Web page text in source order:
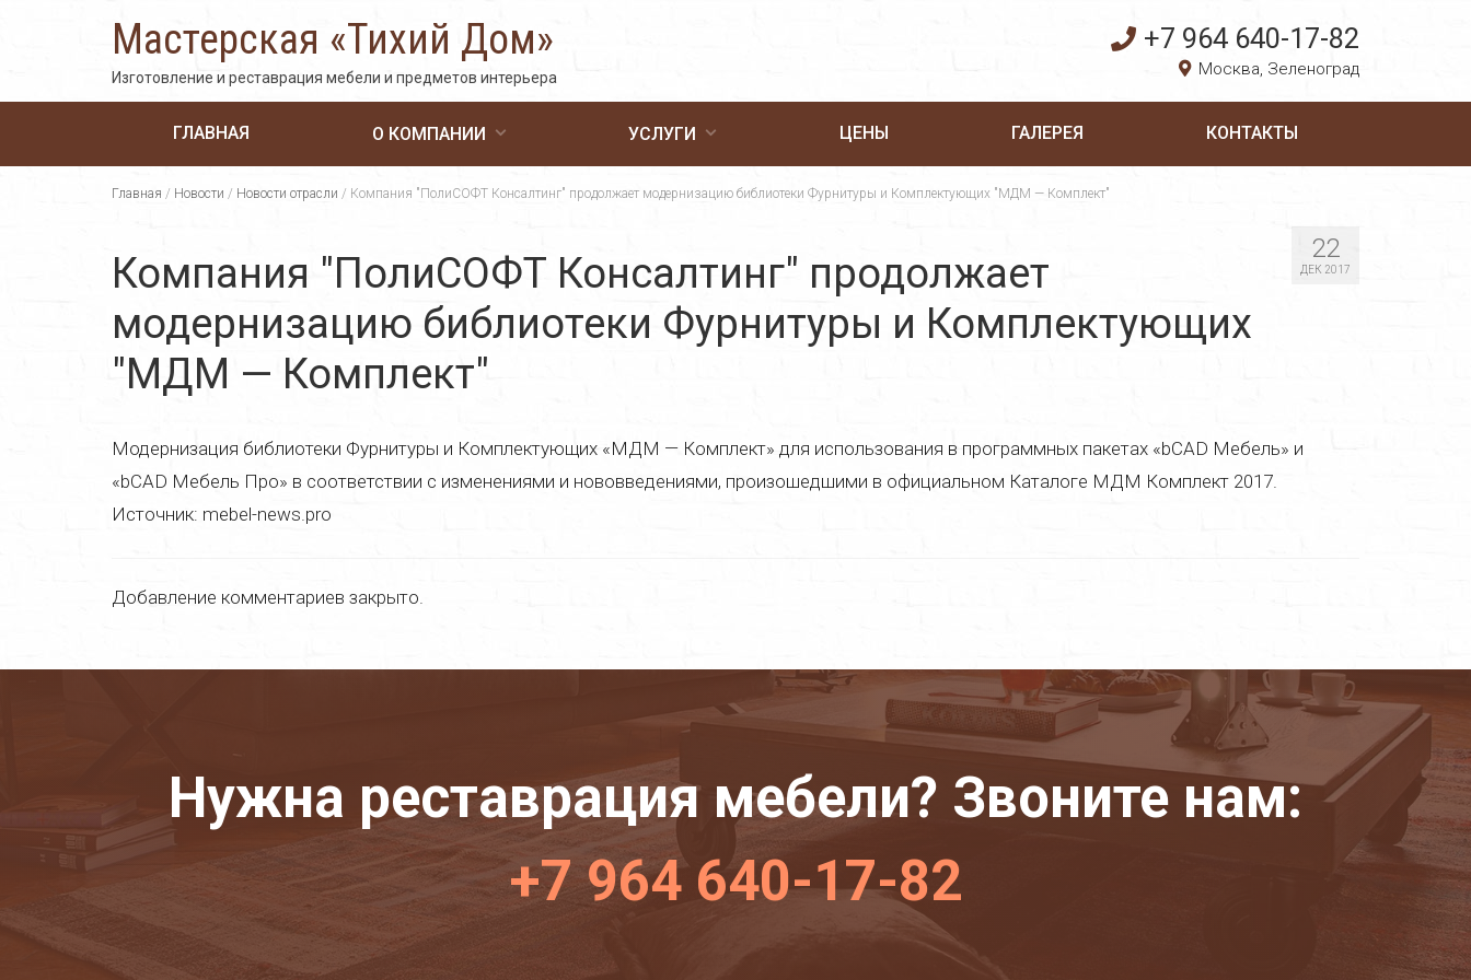
Мастерская «Тихий Дом»
Изготовление и реставрация мебели и предметов интерьера
+7 964 640-17-82
Москва, Зеленоград
ГЛАВНАЯ О КОМПАНИИ УСЛУГИ ЦЕНЫ ГАЛЕРЕЯ КОНТАКТЫ
Главная / Новости / Новости отрасли / Компания "ПолиСОФТ Консалтинг" продолжает модернизацию библиотеки Фурнитуры и Комплектующих "МДМ — Комплект"
22
ДЕК 2017
Компания "ПолиСОФТ Консалтинг" продолжает
модернизацию библиотеки Фурнитуры и Комплектующих
"МДМ — Комплект"
Модернизация библиотеки Фурнитуры и Комплектующих «МДМ — Комплект» для использования в программных пакетах «bCAD Мебель» и
«bCAD Мебель Про» в соответствии с изменениями и нововведениями, произошедшими в официальном Каталоге МДМ Комплект 2017.
Источник: mebel-news.pro
Добавление комментариев закрыто.
Нужна реставрация мебели? Звоните нам:
+7 964 640-17-82